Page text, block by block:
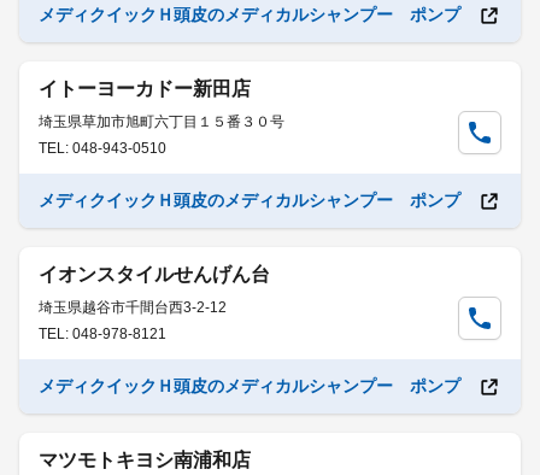
メディクイックＨ頭皮のメディカルシャンプー ポンプ
イトーヨーカドー新田店
埼玉県草加市旭町六丁目１５番３０号
TEL: 048-943-0510
メディクイックＨ頭皮のメディカルシャンプー ポンプ
イオンスタイルせんげん台
埼玉県越谷市千間台西3-2-12
TEL: 048-978-8121
メディクイックＨ頭皮のメディカルシャンプー ポンプ
マツモトキヨシ南浦和店